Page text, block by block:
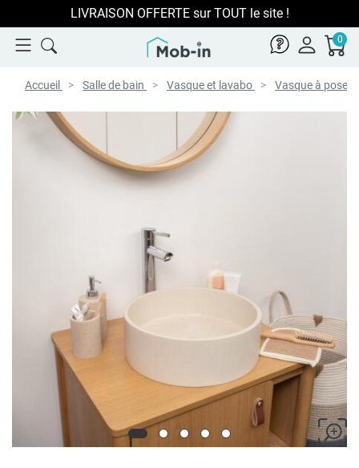
LIVRAISON OFFERTE sur TOUT le site !
0
Accueil Salle de bain Vasque et lavabo Vasque à poser